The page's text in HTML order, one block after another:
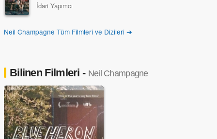
İdari Yapımcı
Neil Champagne Tüm Filmleri ve Dizileri ➔
Bilinen Filmleri - Neil Champagne